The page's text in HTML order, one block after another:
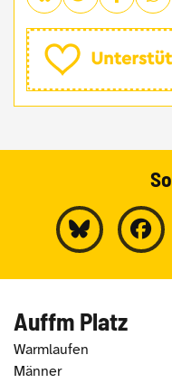
Auffm Platz
Warmlaufen
Männer